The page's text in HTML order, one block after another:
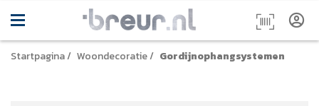
Startpagina/ Woondecoratie/ Gordijnophangsystemen